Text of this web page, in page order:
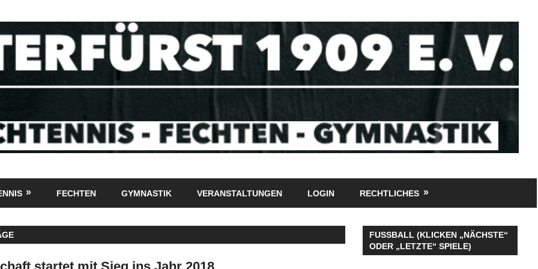
FECHTEN GYMNASTIK VERANSTALTUNGEN LOGIN RECHTLICHES
FUSSBALL (KLICKEN „NÄCHSTE“
ODER „LETZTE“ SPIELE)